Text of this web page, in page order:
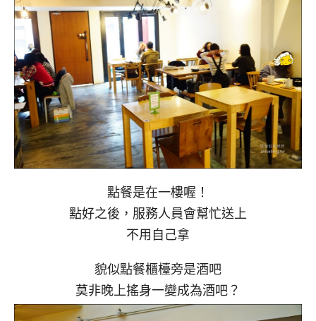
點餐是在一樓喔！
點好之後，服務人員會幫忙送上
不用自己拿
貌似點餐櫃檯旁是酒吧
莫非晚上搖身一變成為酒吧？